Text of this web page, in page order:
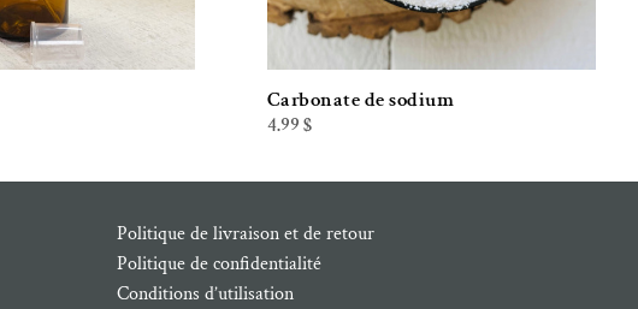
Carbonate de sodium
4.99 $
Politique de livraison et de retour
Politique de confidentialité
Conditions d’utilisation